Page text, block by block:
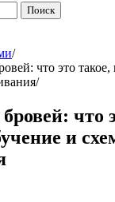
что это
что
и